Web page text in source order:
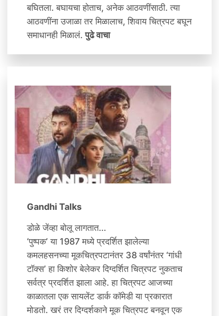
बघितला. बघायचा होताच, अनेक आठवणींसाठी. त्या
आठवणींना उजाळा तर मिळालाच, शिवाय चित्रपट बघून
समाधानही मिळालं.पुढे वाचा
Gandhi Talks
डोळे जेंव्‍हा बोलू लागतात...
‘पुष्पक’ या 1987 मध्ये प्रदर्शित झालेल्या
कमलहसनच्या मूकचित्रपटानंतर 38 वर्षांनंतर ‘गांधी
टॉक्स’ हा किशोर बेलेकर दिग्दर्शित चित्रपट नुकताच
सर्वत्र प्रदर्शित झाला आहे. हा चित्रपट आजच्या
काळातला एक सायलेंट डार्क कॉमेडी या प्रकारात
मोडतो. खरं तर दिग्दर्शकाने मूक चित्रपट बनवून एक